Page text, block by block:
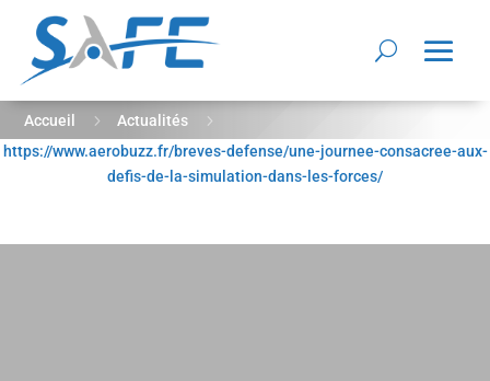
Accueil 5 Actualités 5
Une journée consacrée aux défis de la simulation dans les
https://www.aerobuzz.fr/breves-defense/une-journee-consacree-aux-
defis-de-la-simulation-dans-les-forces/